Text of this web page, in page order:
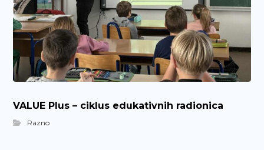
VALUE Plus – ciklus edukativnih radionica
Razno